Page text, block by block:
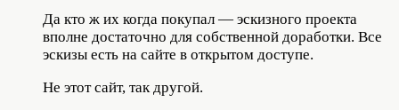
Да кто ж их когда покупал — эскизного проекта
вполне достаточно для собственной доработки. Все
эскизы есть на сайте в открытом доступе.
Не этот сайт, так другой.